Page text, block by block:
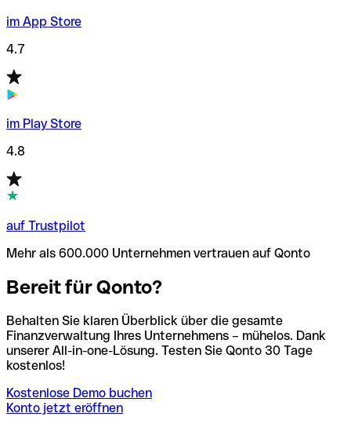
im App Store
4.7
im Play Store
4.8
auf Trustpilot
Mehr als 600.000 Unternehmen vertrauen auf Qonto
Bereit für Qonto?
Behalten Sie klaren Überblick über die gesamte
Finanzverwaltung Ihres Unternehmens – mühelos. Dank
unserer All-in-one-Lösung. Testen Sie Qonto 30 Tage
kostenlos!
Kostenlose Demo buchen
Konto jetzt eröffnen